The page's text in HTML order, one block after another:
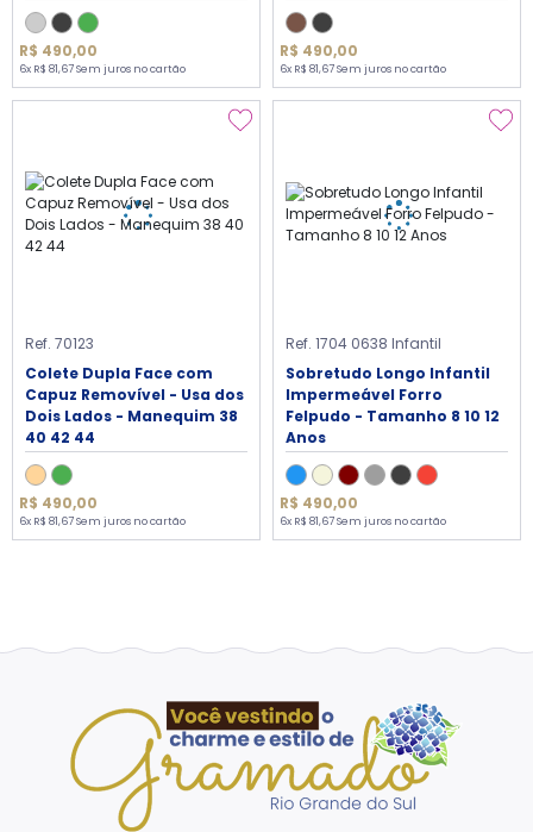
R$ 490,00
6x R$ 81,67 Sem juros no cartão
R$ 490,00
6x R$ 81,67 Sem juros no cartão
Ref. 70123
Colete Dupla Face com
Capuz Removível - Usa dos
Dois Lados - Manequim 38
40 42 44
R$ 490,00
6x R$ 81,67 Sem juros no cartão
Ref. 1704 0638 Infantil
Sobretudo Longo Infantil
Impermeável Forro
Felpudo - Tamanho 8 10 12
Anos
R$ 490,00
6x R$ 81,67 Sem juros no cartão